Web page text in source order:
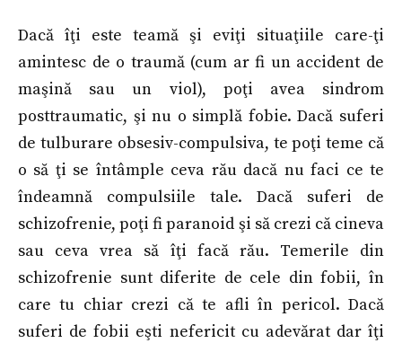
Dacă îţi este teamă şi eviţi situaţiile care-ţi
amintesc de o traumă (cum ar fi un accident de
maşină sau un viol), poţi avea sindrom
posttraumatic, şi nu o simplă fobie. Dacă suferi
de tulburare obsesiv-compulsiva, te poţi teme că
o să ţi se întâmple ceva rău dacă nu faci ce te
îndeamnă compulsiile tale. Dacă suferi de
schizofrenie, poţi fi paranoid şi să crezi că cineva
sau ceva vrea să îţi facă rău. Temerile din
schizofrenie sunt diferite de cele din fobii, în
care tu chiar crezi că te afli în pericol. Dacă
suferi de fobii eşti nefericit cu adevărat dar îţi